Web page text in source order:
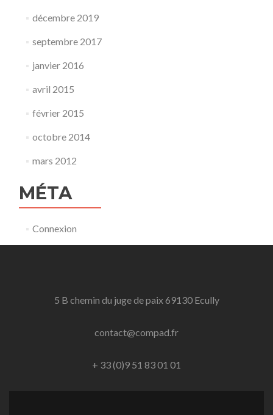
décembre 2019
septembre 2017
janvier 2016
avril 2015
février 2015
octobre 2014
mars 2012
MÉTA
Connexion
5 B chemin du juge de paix 69130 Ecully
contact@compad.fr
+ 33 (0)9 51 83 01 01